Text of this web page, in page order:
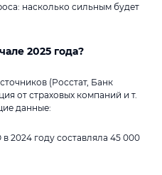
насколько сильным будет
2025 года?
(Росстат, Банк
от страховых компаний и т.
данные:
2024 году составляла 45 000